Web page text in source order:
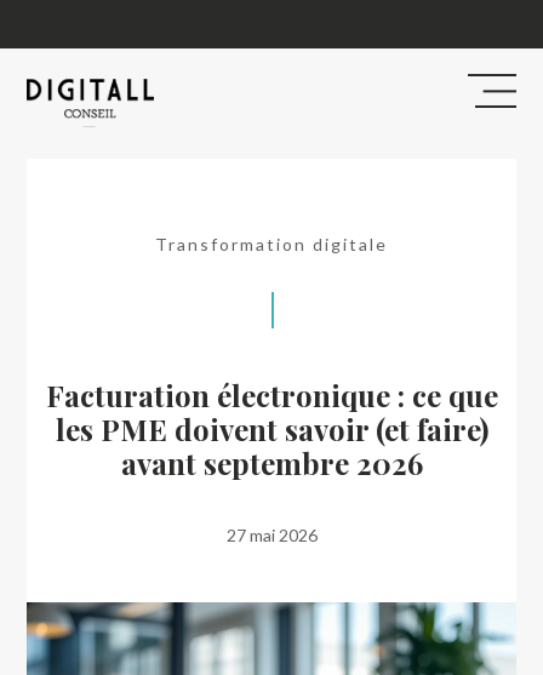
Retour aux articles
Transformation digitale
Facturation électronique : ce que
les PME doivent savoir (et faire)
avant septembre 2026
27 mai 2026